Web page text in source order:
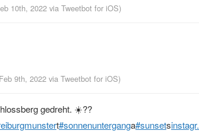
10th, 2022 via Tweetbot for iΟS)
9th, 2022 via Tweetbot for iΟS)
gedreht. ☀️??
t#sonnenunterganga#sunsets